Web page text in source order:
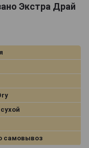
Экстра Драй
самовывоз